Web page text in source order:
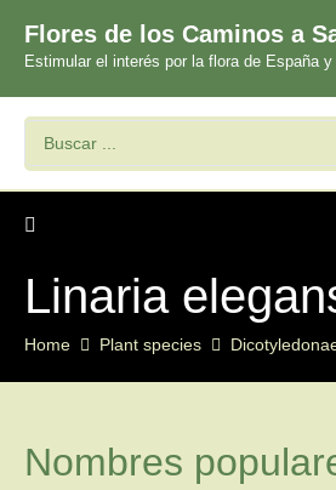
Flores de los Caminos a
Estimular el interés por la flora de España y
Linaria
Home Plant species
Nombres